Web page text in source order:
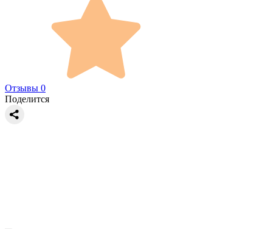
Отзывы 0
Поделится